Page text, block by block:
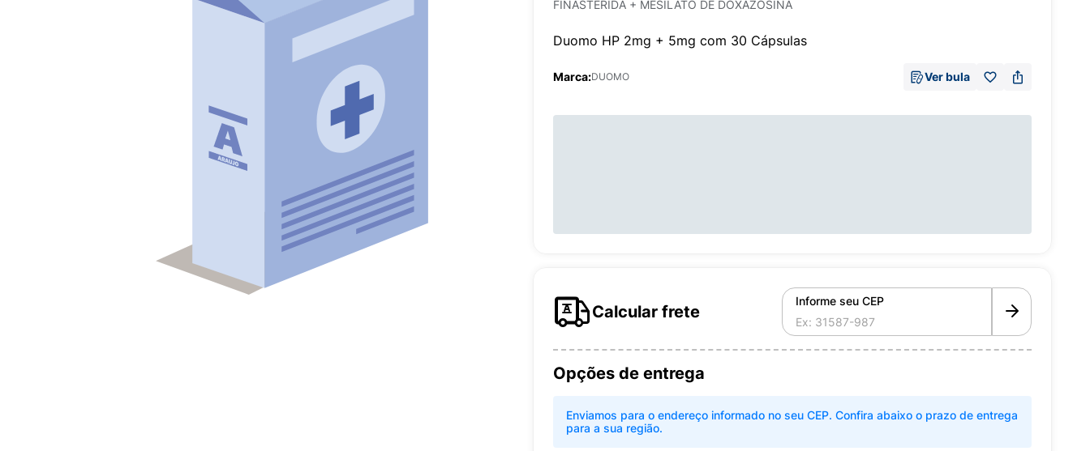
FINASTERIDA + MESILATO DE DOXAZOSINA
Duomo HP 2mg + 5mg com 30 Cápsulas
Marca:DUOMO Ver bula
Calcular frete
Informe seu CEP
Opções de entrega
Enviamos para o endereço informado no seu CEP. Confira abaixo o prazo de entrega
para a sua região.